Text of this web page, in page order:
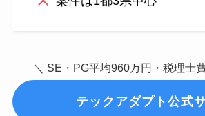
＼ SE・PG平均960万円・税理士
テックアダプト公式